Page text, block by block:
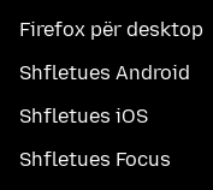
Firefox për desktop
Shfletues Android
Shfletues iOS
Shfletues Focus